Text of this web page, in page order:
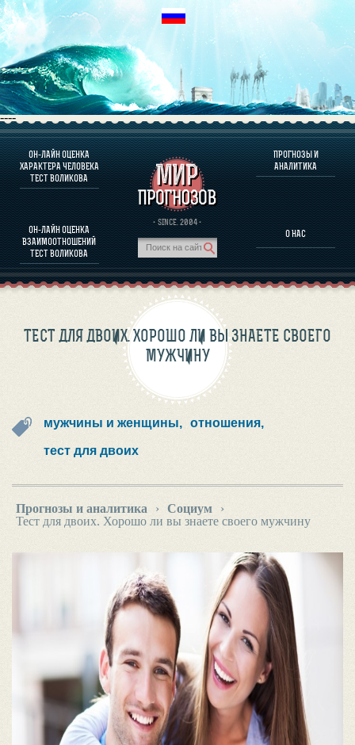
----
ОН-ЛАЙН ОЦЕНКА
ХАРАКТЕРА ЧЕЛОВЕКА
ТЕСТ ВОЛИКОВА
ОН-ЛАЙН ОЦЕНКА
ВЗАИМООТНОШЕНИЙ
ТЕСТ ВОЛИКОВА
· SINCE. 2004 ·
ПРОГНОЗЫ И
АНАЛИТИКА
О НАС
О ПРОГРАММЕ
ОЦЕНКА ХАРАКТЕРA ЧЕЛОВЕКА
ОЦЕНКА ХАРАКТЕРА ВЫДАЮЩИХСЯ ЛИЧНОСТЕЙ
О ПРОГРАММЕ
ПРОГНОЗЫ И АНАЛИТИКА
ТЕСТ ДЛЯ ДВОИХ. ХОРОШО ЛИ ВЫ ЗНАЕТЕ СВОЕГО
МУЖЧИНУ
мужчины и женщины, отношения,
тест для двоих
Прогнозы и аналитика › Социум
›
Тест для двоих. Хорошо ли вы знаете своего мужчину